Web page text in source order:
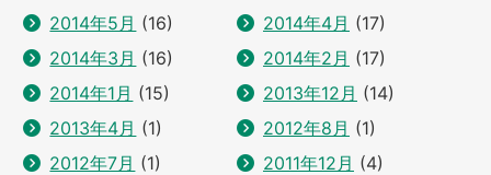
2014年5月 (16) 2014年4月 (17)
2014年3月 (16) 2014年2月 (17)
2014年1月 (15) 2013年12月 (14)
2013年4月 (1) 2012年8月 (1)
2012年7月 (1) 2011年12月 (4)